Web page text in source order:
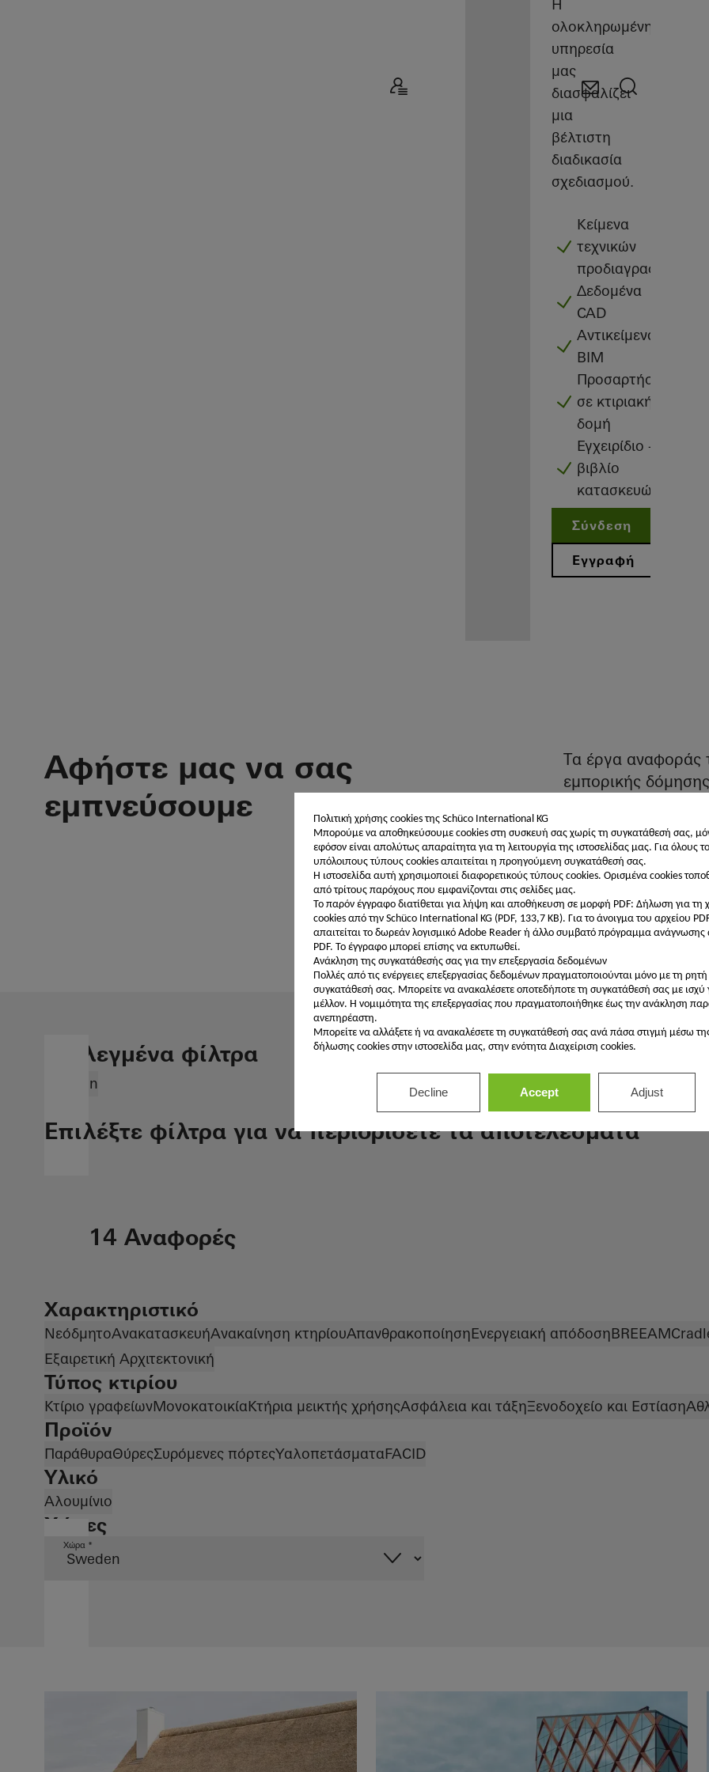
αρχιτέκτονας
Ανακαλύψτε
Εργασίας
μου
Η
ολοκληρωμένη
υπηρεσία
μας
διασφαλίζει
μια
βέλτιστη
διαδικασία
σχεδιασμού.
Κείμενα
τεχνικών
προδιαγραφών
Δεδομένα
CAD
Αντικείμενα
BIM
Προσαρτήσεις
σε κτιριακή
δομή
Εγχειρίδιο -
βιβλίο
κατασκευών
Σύνδεση
Εγγραφή
Αφήστε μας να σας
εμπνεύσουμε
Τα έργα αναφοράς
εμπορικής
εντυπωσιακά νέα
αποδοτικές
έμφαση στο
προϊόντα: εδώ σας
που μπορούν να
για εσάς κατά τον
σας.
Επιλεγμένα φίλτρα
Sweden
Επιλέξτε φίλτρα για να περιορίσετε τα αποτελέσματα
14 Αναφορές
Χαρακτηριστικό
ΝεόδμητοΑνακατασκευήΑνακαίνηση κτηρίουΑπανθρακοποίησηΕνεργειακή απόδοσηBREEAM
Εξαιρετική Αρχιτεκτονική
Τύπος κτιρίου
Κτίριο γραφείωνΜονοκατοικίαΚτήρια μεικτής χρήσηςΑσφάλεια και τάξηΞενοδοχείο και Εστίαση
Προϊόν
ΠαράθυραΘύρεςΣυρόμενες πόρτεςΥαλοπετάσματαFACID
Υλικό
Αλουμίνιο
Χώρες
Χώρα *
Πολιτική χρήσης cookies της Schüco International KG
Μπορούμε να αποθηκεύσουμε cookies στη συσκευή σας χωρίς τη συγκατάθεσή σας,
εφόσον είναι απολύτως απαραίτητα για τη λειτουργία της ιστοσελίδας μας. Για όλους
υπόλοιπους τύπους cookies απαιτείται η προηγούμενη συγκατάθεσή σας.
Η ιστοσελίδα αυτή χρησιμοποιεί διαφορετικούς τύπους cookies. Ορισμένα cookies
από τρίτους παρόχους που εμφανίζονται στις σελίδες μας.
Το παρόν έγγραφο διατίθεται για λήψη και αποθήκευση σε μορφή PDF: Δήλωση για τη
cookies από την Schüco International KG (PDF, 133,7 KB). Για το άνοιγμα του αρχείου
απαιτείται το δωρεάν λογισμικό Adobe Reader ή άλλο συμβατό πρόγραμμα ανάγνωσης
PDF. Το έγγραφο μπορεί επίσης να εκτυπωθεί.
Ανάκληση της συγκατάθεσής σας για την επεξεργασία δεδομένων
Πολλές από τις ενέργειες επεξεργασίας δεδομένων πραγματοποιούνται μόνο με τη ρητή
συγκατάθεσή σας. Μπορείτε να ανακαλέσετε οποτεδήποτε τη συγκατάθεσή σας με ισχύ
μέλλον. Η νομιμότητα της επεξεργασίας που πραγματοποιήθηκε έως την ανάκληση
ανεπηρέαστη.
Μπορείτε να αλλάξετε ή να ανακαλέσετε τη συγκατάθεσή σας ανά πάσα στιγμή μέσω
δήλωσης cookies στην ιστοσελίδα μας, στην ενότητα Διαχείριση cookies.
Decline Accept Adjust